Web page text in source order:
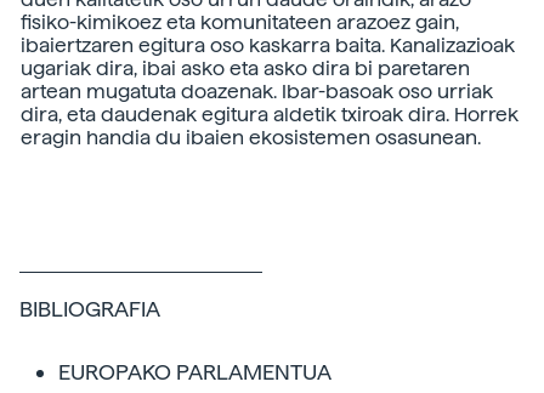
fisiko-kimikoez eta komunitateen arazoez gain,
ibaiertzaren egitura oso kaskarra baita. Kanalizazioak
ugariak dira, ibai asko eta asko dira bi paretaren
artean mugatuta doazenak. Ibar-basoak oso urriak
dira, eta daudenak egitura aldetik txiroak dira. Horrek
eragin handia du ibaien ekosistemen osasunean.
BIBLIOGRAFIA
EUROPAKO PARLAMENTUA